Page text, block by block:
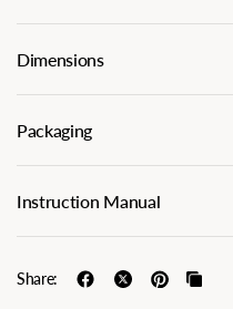
Dimensions
Packaging
Instruction Manual
Share: